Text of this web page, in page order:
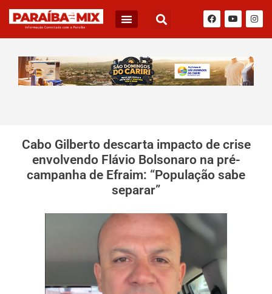
Cabo Gilberto descarta impacto de crise
envolvendo Flávio Bolsonaro na pré-
campanha de Efraim: “População sabe
separar”